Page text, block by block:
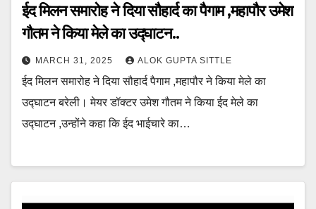
ईद मिलन समारोह ने दिया सौहार्द का पैगाम ,महापौर उमेश
गौतम ने किया मेले का उद्घाटन..
MARCH 31, 2025 ALOK GUPTA SITTLE
ईद मिलन समारोह ने दिया सौहार्द पैगाम ,महापौर ने किया मेले का
उद्घाटन बरेली। मेयर डॉक्टर उमेश गौतम ने किया ईद मेले का
उद्घाटन ,उन्होंने कहा कि ईद भाईचारे का…